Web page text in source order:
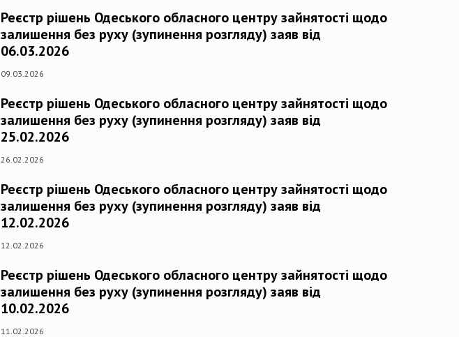
Реєстр рішень Одеського обласного центру зайнятості щодо
залишення без руху (зупинення розгляду) заяв від
06.03.2026
09.03.2026
Реєстр рішень Одеського обласного центру зайнятості щодо
залишення без руху (зупинення розгляду) заяв від
25.02.2026
26.02.2026
Реєстр рішень Одеського обласного центру зайнятості щодо
залишення без руху (зупинення розгляду) заяв від
12.02.2026
12.02.2026
Реєстр рішень Одеського обласного центру зайнятості щодо
залишення без руху (зупинення розгляду) заяв від
10.02.2026
11.02.2026